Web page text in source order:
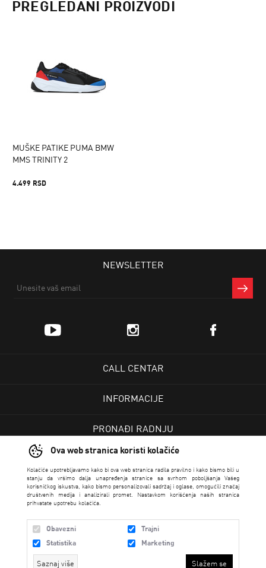
Ova web stranica koristi kolačiće
Kolačiće upotrebljavamo kako bi ova web stranica radila pravilno i kako bismo bili u
stanju da vršimo dalja unapređenja stranice sa svrhom poboljšanja Vašeg
korisničkog iskustva, kako bismo personalizovali sadržaj i oglase, omogućili značaj
društvenih medija i analizirali promet. Nastavkom korišćenja naših stranica
prihvatate upotrebu kolačića.
Obavezni
Trajni
Statistika
Marketing
Saznaj više Slažem se
PREGLEDANI PROIZVODI
MUŠKE PATIKE PUMA BMW
MMS TRINITY 2
4.499 RSD
NEWSLETTER
CALL CENTAR
INFORMACIJE
PRONAĐI RADNJU
USLOVI PRODAJE